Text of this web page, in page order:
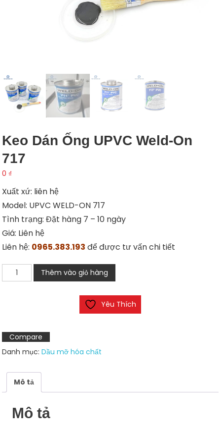
Keo Dán Ống UPVC Weld-On
717
0 ₫
Xuất xứ: liên hệ
Model: UPVC WELD-ON 717
Tình trạng: Đặt hàng 7 – 10 ngày
Giá: Liên hệ
Liên hệ: 0965.383.193 để được tư vấn chi tiết
dán
On
717
số
Thêm vào giỏ hàng
Yêu Thích
Compare
Danh mục:Dầu mỡ hóa chất
Mô tả
Mô tả